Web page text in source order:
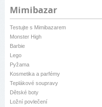
Mimibazar
Testujte s Mimibazarem
Monster High
Barbie
Lego
Pyžama
Kosmetika a parfémy
Teplákové soupravy
Dětské boty
Ložní povlečení